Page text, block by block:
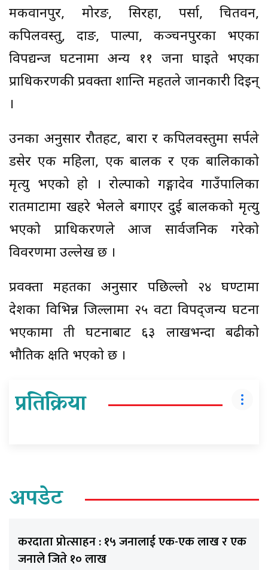
मकवानपुर, मोरङ, सिरहा, पर्सा, चितवन,
कपिलवस्तु, दाङ, पाल्पा, कञ्चनपुरका भएका
विपद्यन्ज घटनामा अन्य ११ जना घाइते भएका
प्राधिकरणकी प्रवक्ता शान्ति महतले जानकारी दिइन्
।
उनका अनुसार रौतहट, बारा र कपिलवस्तुमा सर्पले
डसेर एक महिला, एक बालक र एक बालिकाको
मृत्यु भएको हो । रोल्पाको गङ्गादेव गाउँपालिका
रातमाटामा खहरे भेलले बगाएर दुई बालकको मृत्यु
भएको प्राधिकरणले आज सार्वजनिक गरेको
विवरणमा उल्लेख छ ।
प्रवक्ता महतका अनुसार पछिल्लो २४ घण्टामा
देशका विभिन्न जिल्लामा २५ वटा विपद्जन्य घटना
भएकामा ती घटनाबाट ६३ लाखभन्दा बढीको
भौतिक क्षति भएको छ ।
प्रतिक्रिया
अपडेट
करदाता प्रोत्साहन : १५ जनालाई एक-एक लाख र एक
जनाले जिते १० लाख